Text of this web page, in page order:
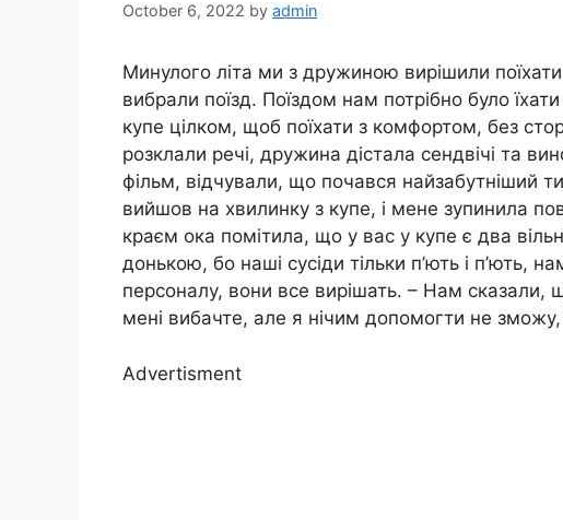
October 6, 2022 by admin
Минулого літа ми з дружиною вирішили
вибрали поїзд. Поїздом нам потрібно було
купе цілком, щоб поїхати з комфортом, без
розклали речі, дружина дістала сендвічі та
фільм, відчували, що почався найзабутніший
вийшов на хвилинку з купе, і мене зупинила
краєм ока помітила, що у вас у купе є два
донькою, бо наші сусіди тільки п’ють і п’ють,
персоналу, вони все вирішать. – Нам сказали,
мені вибачте, але я нічим допомогти не
Advertisment